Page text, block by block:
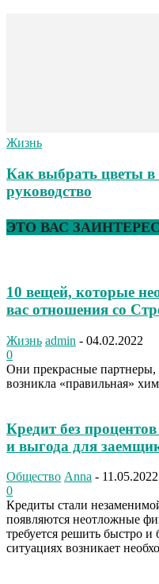
Жизнь
Как выбрать цветы в
руководство
ЭТО ВАС
10 вещей, которые
вас отношения со
Жизнь admin - 04.02.2022
0
Они прекрасные
возникла «правильная»
Кредит без
и выгода для
Общество Anna - 11.05.2022
0
Кредиты стали
появляются неотложные
требуется решить быстро
ситуациях возникает